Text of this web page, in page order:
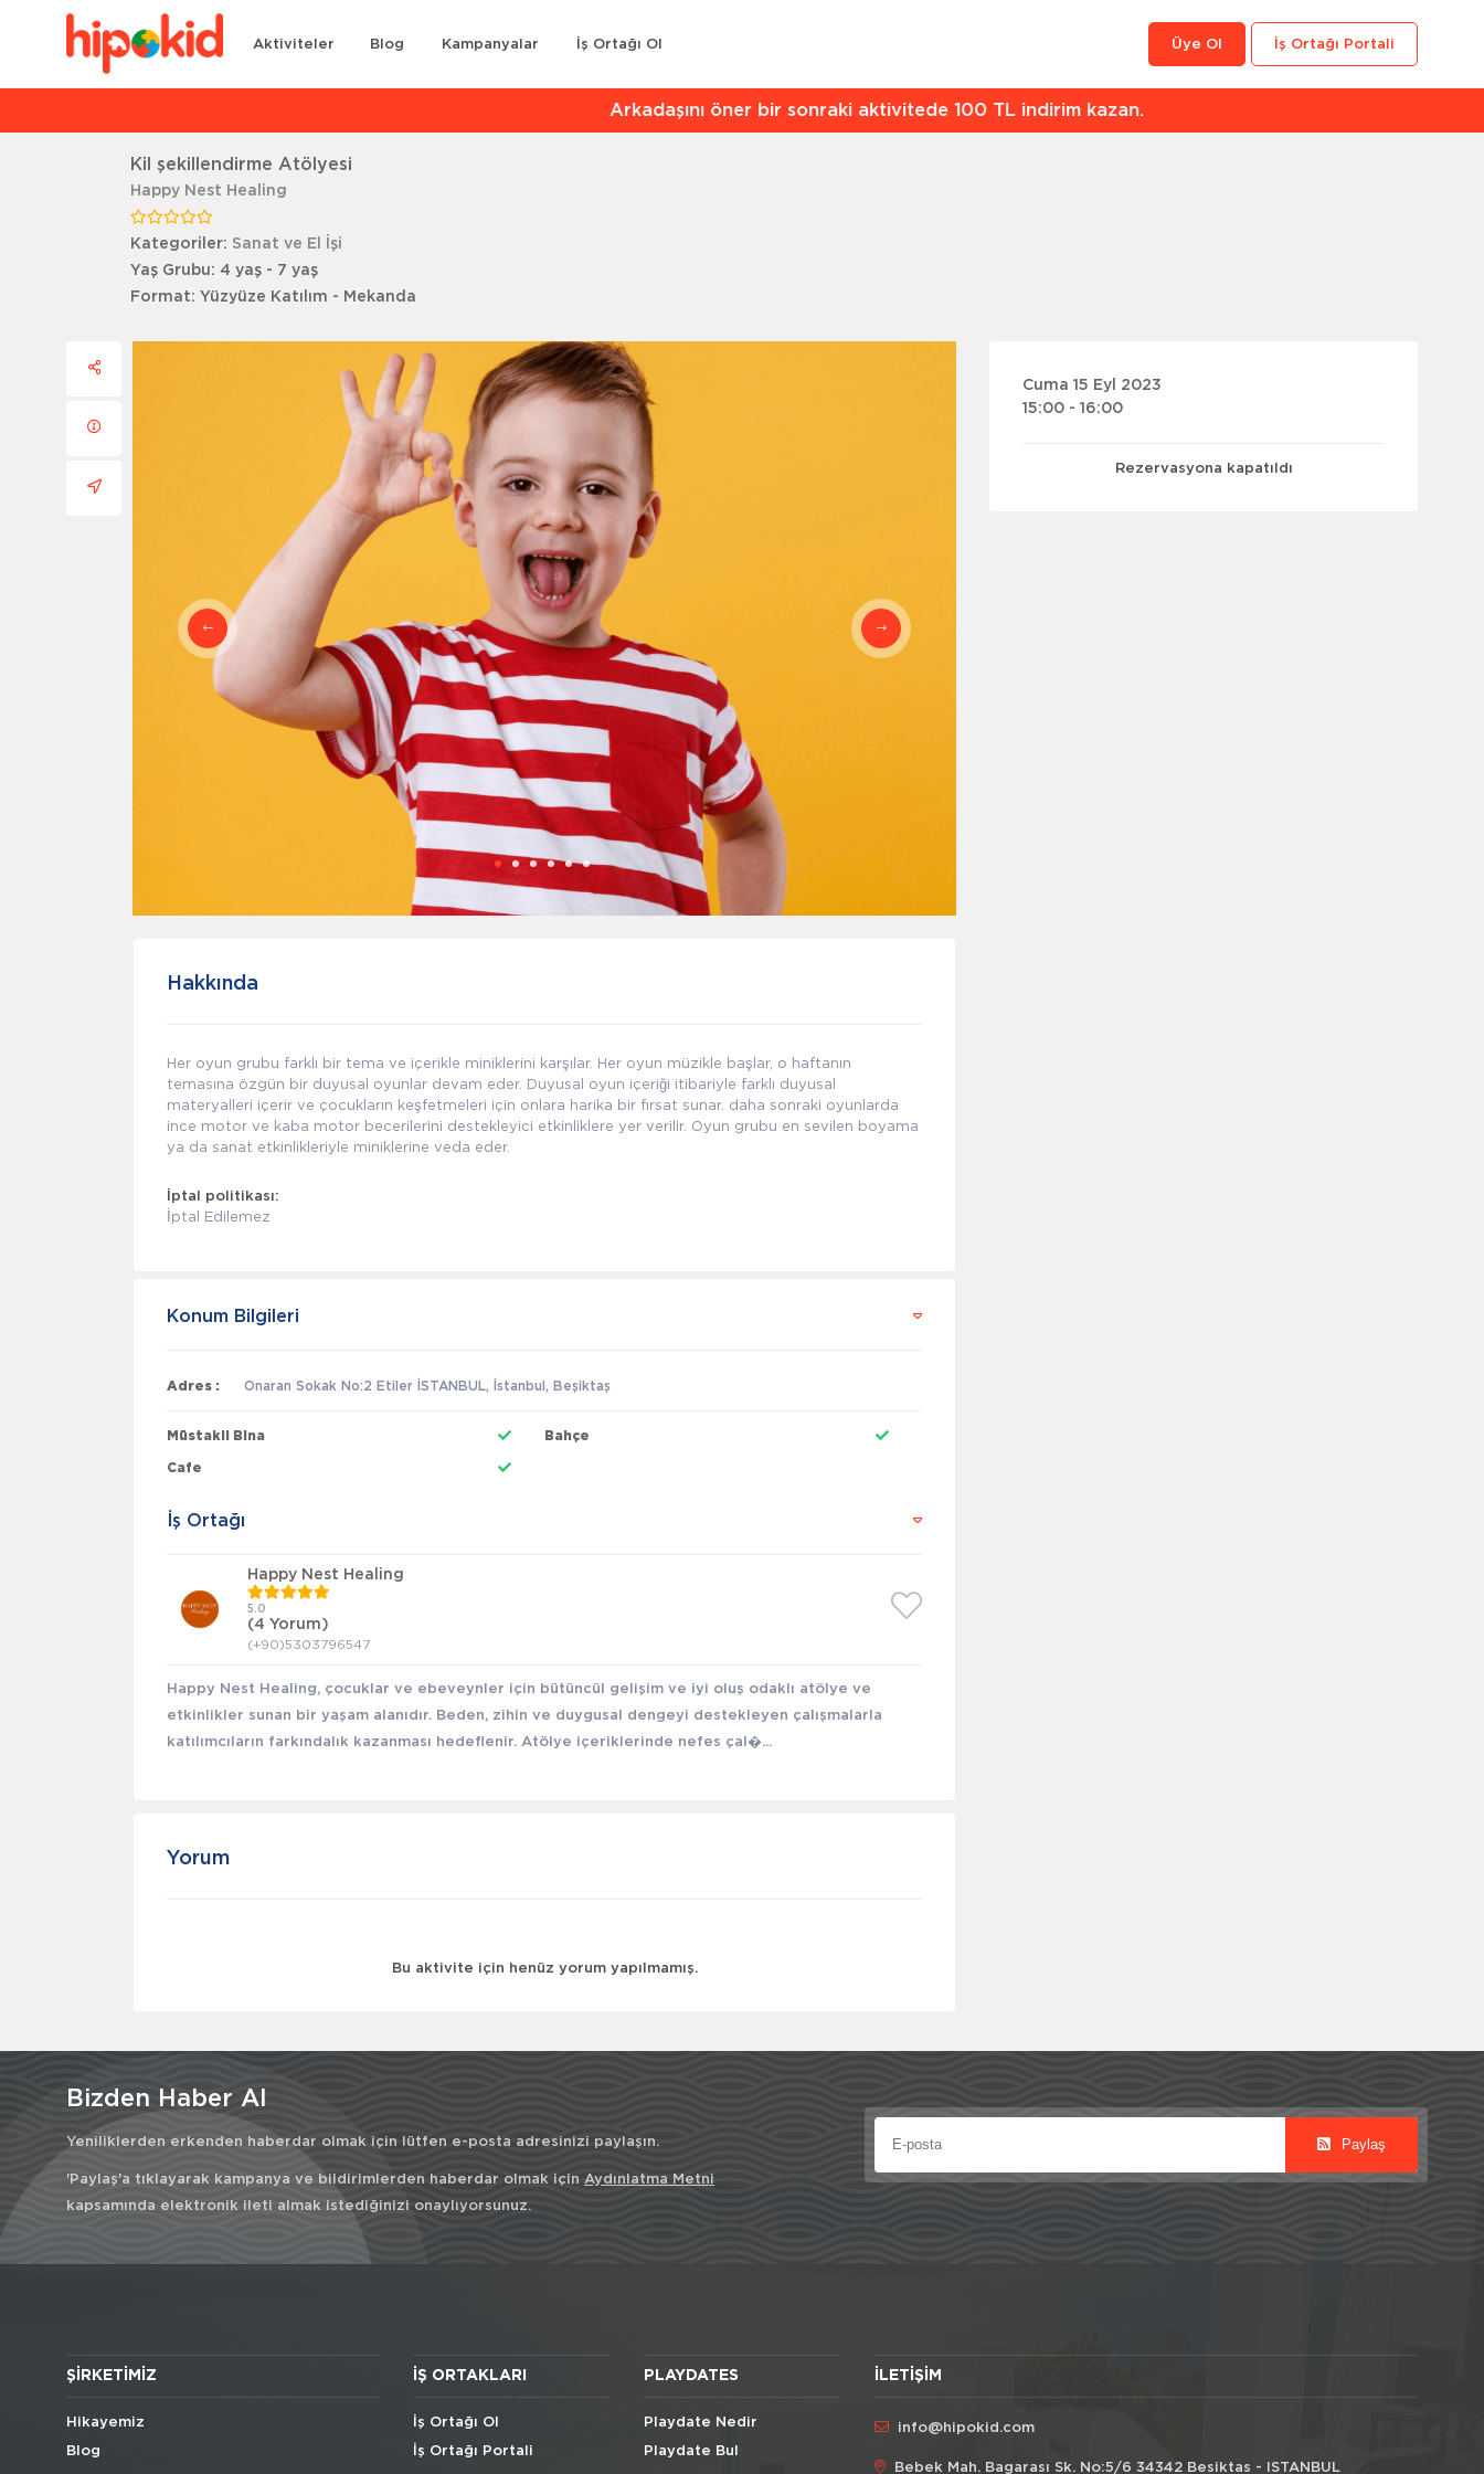
Aktiviteler Blog Kampanyalar İş Ortağı Ol İş Ortağı Portali
Üye Ol
Arkadaşını öner bir sonraki aktivitede 100 TL indirim kazan.
Kil şekillendirme Atölyesi
Happy Nest Healing
Kategoriler: Sanat ve El İşi
Yaş Grubu: 4 yaş - 7 yaş
Format: Yüzyüze Katılım - Mekanda
Hakkında
Her oyun grubu farklı bir tema ve içerikle miniklerini karşılar. Her oyun müzikle başlar, o haftanın
temasına özgün bir duyusal oyunlar devam eder. Duyusal oyun içeriği itibariyle farklı duyusal
materyalleri içerir ve çocukların keşfetmeleri için onlara harika bir fırsat sunar. daha sonraki oyunlarda
ince motor ve kaba motor becerilerini destekleyici etkinliklere yer verilir. Oyun grubu en sevilen boyama
ya da sanat etkinlikleriyle miniklerine veda eder.
İptal politikası:
İptal Edilemez
Konum Bilgileri
Adres : Onaran Sokak No:2 Etiler İSTANBUL, İstanbul, Beşiktaş
Müstakil Bina Bahçe
Cafe
İş Ortağı
Happy Nest Healing
5.0
(4 Yorum)
(+90)5303796547
Happy Nest Healing, çocuklar ve ebeveynler için bütüncül gelişim ve iyi oluş odaklı atölye ve
etkinlikler sunan bir yaşam alanıdır. Beden, zihin ve duygusal dengeyi destekleyen çalışmalarla
katılımcıların farkındalık kazanması hedeflenir. Atölye içeriklerinde nefes çal�...
Yorum
Bu aktivite için henüz yorum yapılmamış.
Cuma 15 Eyl 2023
15:00 - 16:00
Rezervasyona kapatıldı
Bizden Haber Al
Yeniliklerden erkenden haberdar olmak için lütfen e-posta adresinizi paylaşın.
'Paylaş'a tıklayarak kampanya ve bildirimlerden haberdar olmak için Aydınlatma Metni
kapsamında elektronik ileti almak istediğinizi onaylıyorsunuz.
Paylaş
ŞIRKETIMIZ
Hikayemiz
Blog
İŞ ORTAKLARI
İş Ortağı Ol
İş Ortağı Portali
PLAYDATES
Playdate Nedir
Playdate Bul
İLETIŞIM
info@hipokid.com
Bebek Mah. Bagarası Sk. No:5/6 34342 Besiktas - ISTANBUL